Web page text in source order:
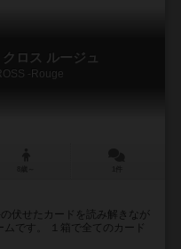
ロス ルージュ
-Rouge
伏せたカードを読み解きなが
です。 １箱で全てのカード